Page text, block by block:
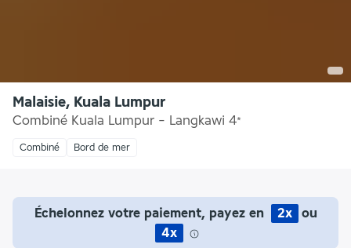
Malaisie, Kuala Lumpur
Combiné Kuala Lumpur - Langkawi 4*
Combiné Bord de mer
Échelonnez votre paiement, payez en 2x
ou
4x